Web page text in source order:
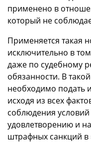
применено в
который не
Применяется такая
исключительно в
даже по судебному
обязанности. В
необходимо подать
исходя из всех
соблюдения
удовлетворению и
штрафных санкций в